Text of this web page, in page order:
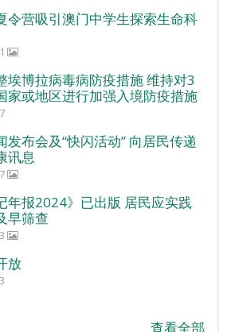
令营吸引澳门中学生探索生命科
埃博拉病毒病防疫措施 维持对3
家或地区进行加强入境防疫措施
发布会及“快闪活动” 向居民传递
讯息
年报2024》已出版 居民应实践
早筛查
放
查看全部